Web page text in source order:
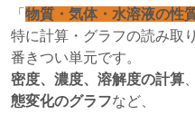
「 物質・気体・水溶液の性
特に計算・グラフの読み取
番きつい単元です。
密度、濃度、溶解度の計算
態変化のグラフなど、